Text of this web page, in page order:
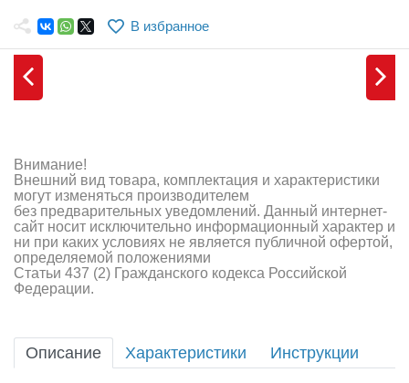
Самолеты
Квадрокоптеры
Аппаратура и электроника
Аккумуляторы и батарейки
Зарядные устройства и блоки питания
Двигатели
Технические жидкости
В избранное
Внимание!
Внешний вид товара, комплектация и характеристики
могут изменяться производителем
без предварительных уведомлений. Данный интернет-
сайт носит исключительно информационный характер и
ни при каких условиях не является публичной офертой,
определяемой положениями
Статьи 437 (2) Гражданского кодекса Российской
Федерации.
Описание Характеристики Инструкции